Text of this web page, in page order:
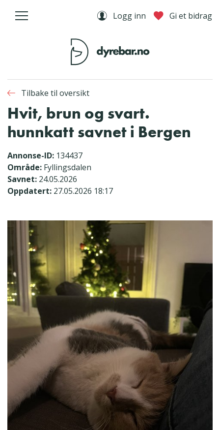
Logg inn Gi et bidrag
Tilbake til oversikt
Hvit, brun og svart.
hunnkatt savnet i Bergen
Annonse-ID: 134437
Område: Fyllingsdalen
Savnet: 24.05.2026
Oppdatert: 27.05.2026 18:17